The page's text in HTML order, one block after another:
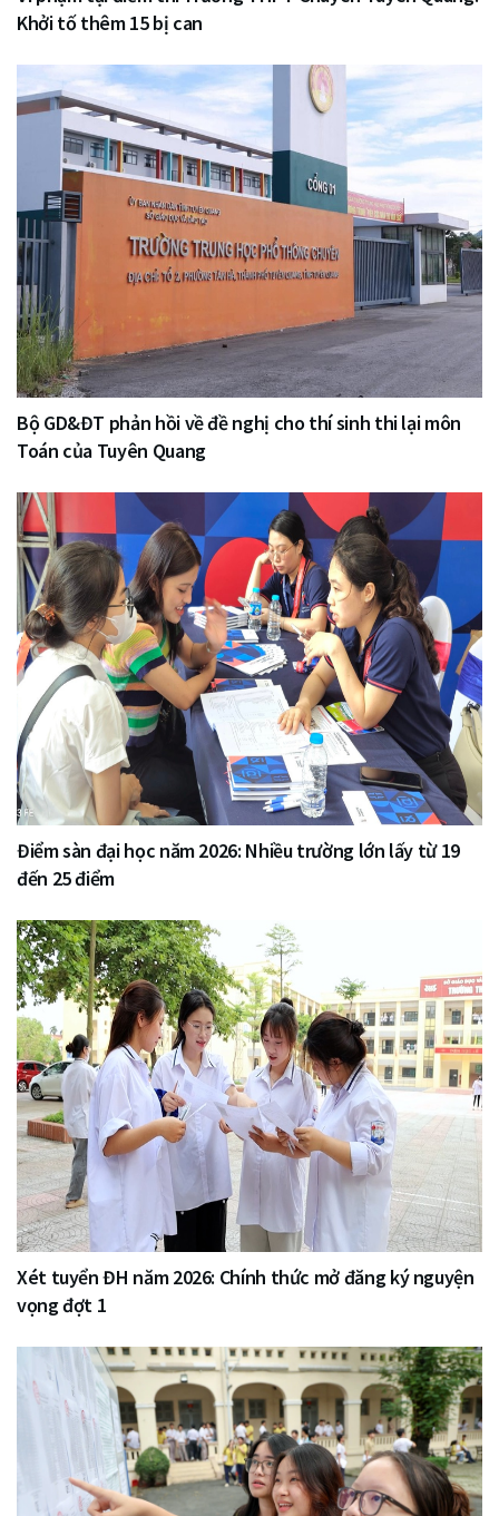
Khởi tố thêm 15 bị can
Bộ GD&ĐT phản hồi về đề nghị cho thí sinh thi lại môn
Toán của Tuyên Quang
Điểm sàn đại học năm 2026: Nhiều trường lớn lấy từ 19
đến 25 điểm
Xét tuyển ĐH năm 2026: Chính thức mở đăng ký nguyện
vọng đợt 1